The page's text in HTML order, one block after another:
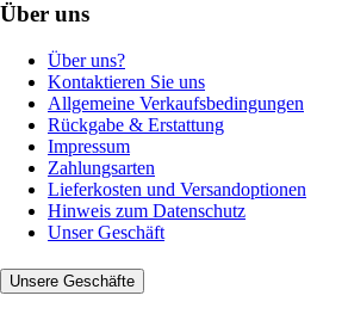
Über uns
Über uns?
Kontaktieren Sie uns
Allgemeine Verkaufsbedingungen
Rückgabe & Erstattung
Impressum
Zahlungsarten
Lieferkosten und Versandoptionen
Hinweis zum Datenschutz
Unser Geschäft
Unsere Geschäfte